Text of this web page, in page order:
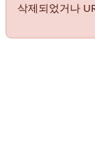
삭제되었거나